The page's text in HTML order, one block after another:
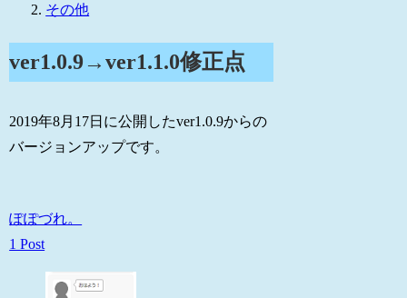
その他
ver1.0.9→ver1.1.0修正点
2019年8月17日に公開したver1.0.9からの
バージョンアップです。
ぽぽづれ。
1 Post